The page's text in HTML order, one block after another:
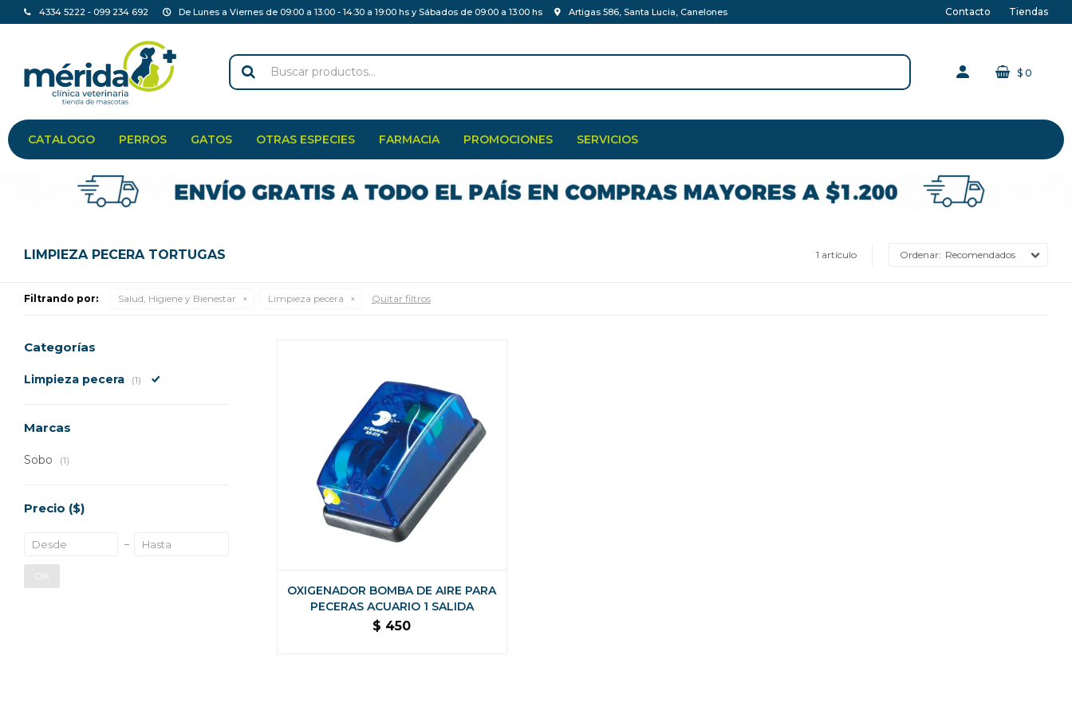
CATALOGO PERROS GATOS OTRAS ESPECIES FARMACIA PROMOCIONES SERVICIOS
$ 0
4334 5222 - 099 234 692 De Lunes a Viernes de 09:00 a 13:00 - 14:30 a 19:00 hs y Sábados de 09:00 a 13:00 hs Artigas 586, Santa Lucia, Canelones Contacto Tiendas
LIMPIEZA PECERA TORTUGAS 1 artículo Recomendados
Filtrando por: Salud, Higiene y Bienestar Limpieza pecera Quitar filtros
OXIGENADOR BOMBA DE AIRE PARA
PECERAS ACUARIO 1 SALIDA
$ 450
Categorías
Limpieza pecera (1)
Marcas
Sobo (1)
Precio ($)
OK